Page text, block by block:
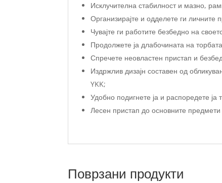
Исклучителна стабилност и мазно,
Организирајте и одделете ги
Чувајте ги работите безбедно на
Продолжете ја длабочината на
Спречете неовластен пристап и
Издржлив дизајн составен од
YKK;
Удобно подигнете ја и распоредете ја
Лесен пристап до основните
Поврзани продукти